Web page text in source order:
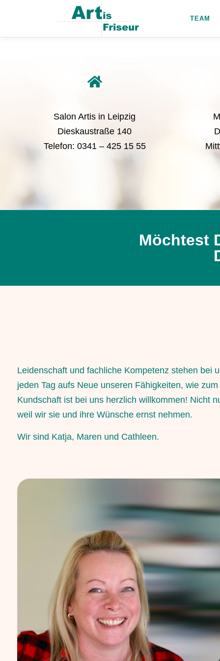
TEAM
Salon Artis in Leipzig
Dieskaustraße 140
Telefon: 0341 – 425 15 55
Möchtest
Leidenschaft und fachliche Kompetenz stehen bei
jeden Tag aufs Neue unseren Fähigkeiten, wie
Kundschaft ist bei uns herzlich willkommen! Nicht
weil wir sie und ihre Wünsche ernst nehmen.
Wir sind Katja, Maren und Cathleen.